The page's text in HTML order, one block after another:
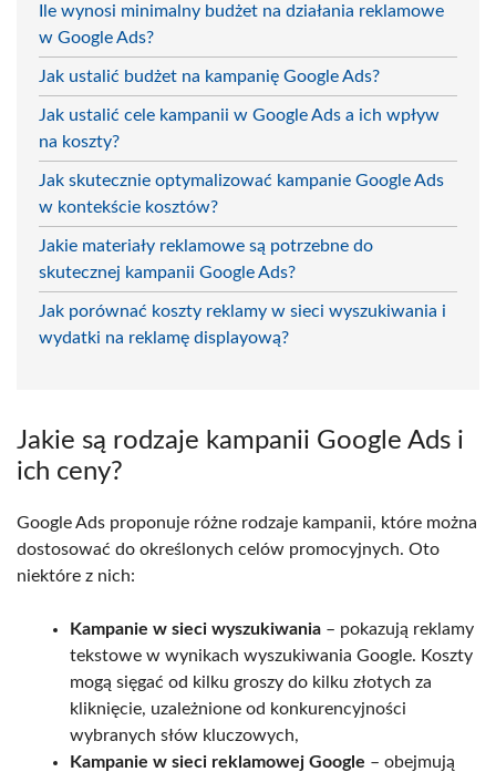
Ile wynosi minimalny budżet na działania reklamowe
w Google Ads?
Jak ustalić budżet na kampanię Google Ads?
Jak ustalić cele kampanii w Google Ads a ich wpływ
na koszty?
Jak skutecznie optymalizować kampanie Google Ads
w kontekście kosztów?
Jakie materiały reklamowe są potrzebne do
skutecznej kampanii Google Ads?
Jak porównać koszty reklamy w sieci wyszukiwania i
wydatki na reklamę displayową?
Jakie są rodzaje kampanii Google Ads i
ich ceny?
Google Ads proponuje różne rodzaje kampanii, które można
dostosować do określonych celów promocyjnych. Oto
niektóre z nich:
Kampanie w sieci wyszukiwania – pokazują reklamy
tekstowe w wynikach wyszukiwania Google. Koszty
mogą sięgać od kilku groszy do kilku złotych za
kliknięcie, uzależnione od konkurencyjności
wybranych słów kluczowych,
Kampanie w sieci reklamowej Google – obejmują